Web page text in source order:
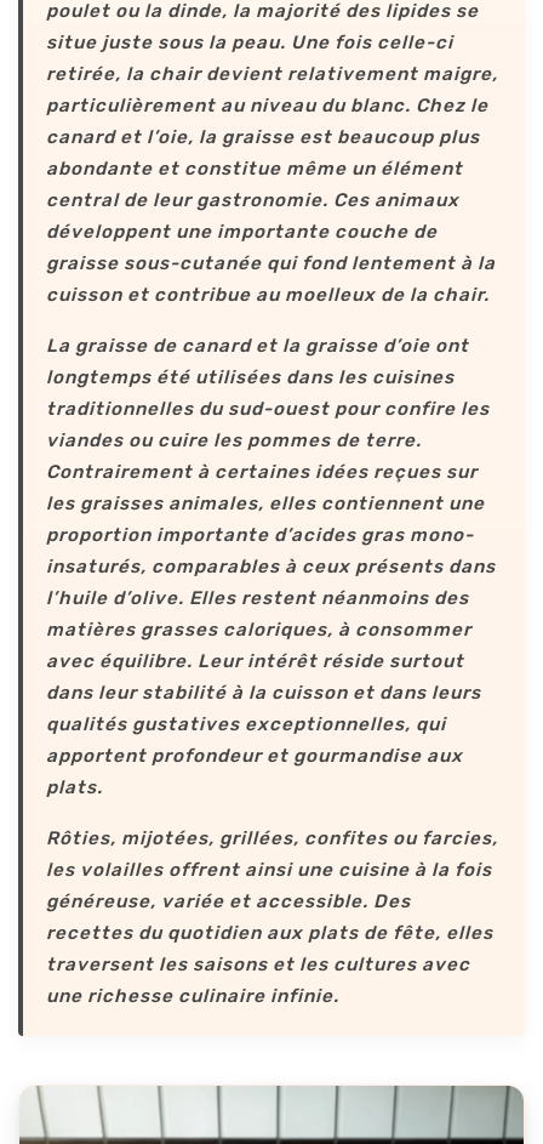
poulet ou la dinde, la majorité des lipides se
situe juste sous la peau. Une fois celle-ci
retirée, la chair devient relativement maigre,
particulièrement au niveau du blanc. Chez le
canard et l’oie, la graisse est beaucoup plus
abondante et constitue même un élément
central de leur gastronomie. Ces animaux
développent une importante couche de
graisse sous-cutanée qui fond lentement à la
cuisson et contribue au moelleux de la chair.
La graisse de canard et la graisse d’oie ont
longtemps été utilisées dans les cuisines
traditionnelles du sud-ouest pour confire les
viandes ou cuire les pommes de terre.
Contrairement à certaines idées reçues sur
les graisses animales, elles contiennent une
proportion importante d’acides gras mono-
insaturés, comparables à ceux présents dans
l’huile d’olive. Elles restent néanmoins des
matières grasses caloriques, à consommer
avec équilibre. Leur intérêt réside surtout
dans leur stabilité à la cuisson et dans leurs
qualités gustatives exceptionnelles, qui
apportent profondeur et gourmandise aux
plats.
Rôties, mijotées, grillées, confites ou farcies,
les volailles offrent ainsi une cuisine à la fois
généreuse, variée et accessible. Des
recettes du quotidien aux plats de fête, elles
traversent les saisons et les cultures avec
une richesse culinaire infinie.